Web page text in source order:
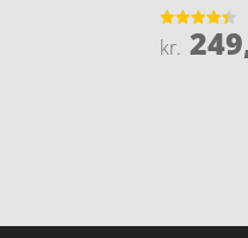
Vurderet
4.4
kr.